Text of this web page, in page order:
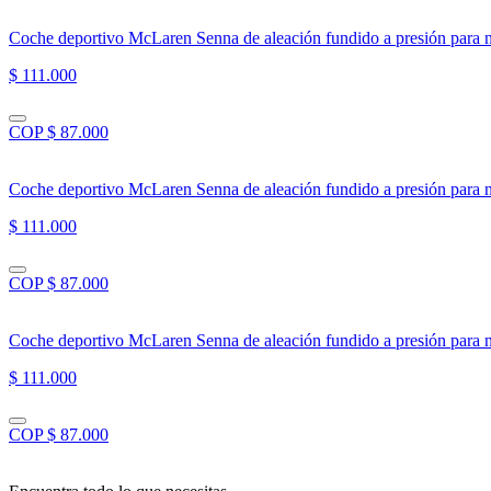
Coche deportivo McLaren Senna de aleación fundido a presión para
$ 111.000
COP $ 87.000
Coche deportivo McLaren Senna de aleación fundido a presión para
$ 111.000
COP $ 87.000
Coche deportivo McLaren Senna de aleación fundido a presión para
$ 111.000
COP $ 87.000